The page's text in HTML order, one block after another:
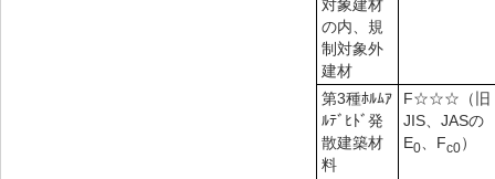
対象建材
の内、規
制対象外
建材
第3種ﾎﾙﾑｱ
ﾙﾃﾞﾋﾄﾞ発
散建築材
料
F☆☆☆（旧
JIS、JASの
E0、Fc0）